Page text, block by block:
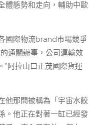
體態勢和走向，輔助中歐
國際物流brand市場競爭
通關辦事，公司運輸效
”阿拉山口正茂國際貨運
他那間被稱為「宇宙水餃
。他正在對著一缸已經發